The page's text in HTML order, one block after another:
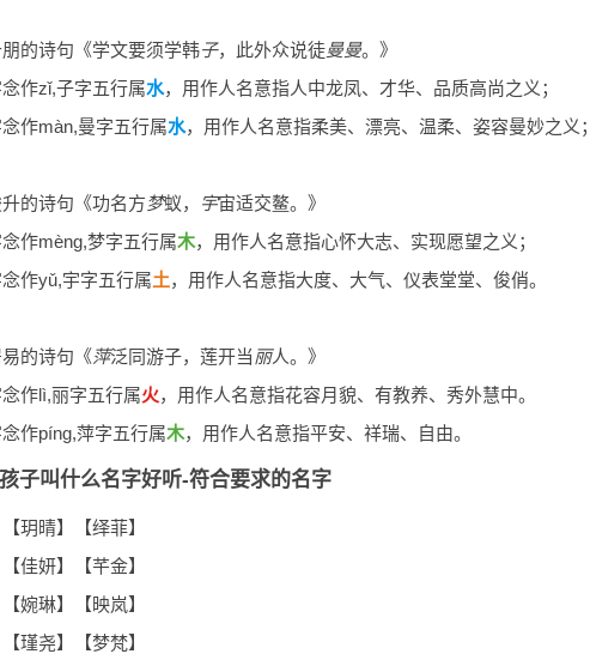
的诗句《学文要须学韩子，此外众说徒曼曼。》
作zǐ,子字五行属水，用作人名意指人中龙凤、才华、品质高尚之义；
作màn,曼字五行属水，用作人名意指柔美、漂亮、温柔、姿容曼妙之义；
的诗句《功名方梦蚁， 宇宙适交鳌。》
作mèng,梦字五行属木，用作人名意指心怀大志、实现愿望之义；
作yǔ,宇字五行属土，用作人名意指大度、大气、仪表堂堂、俊俏。
的诗句《萍泛同游子，莲开当 丽人。》
作lì,丽字五行属火，用作人名意指花容月貌、有教养、秀外慧中。
作píng,萍字五行属木，用作人名意指平安、祥瑞、自由。
子叫什么名字好听-符合要求的名字
【玥晴】【绎菲】
【佳妍】【芊金】
【婉琳】【映岚】
【瑾尧】【梦梵】